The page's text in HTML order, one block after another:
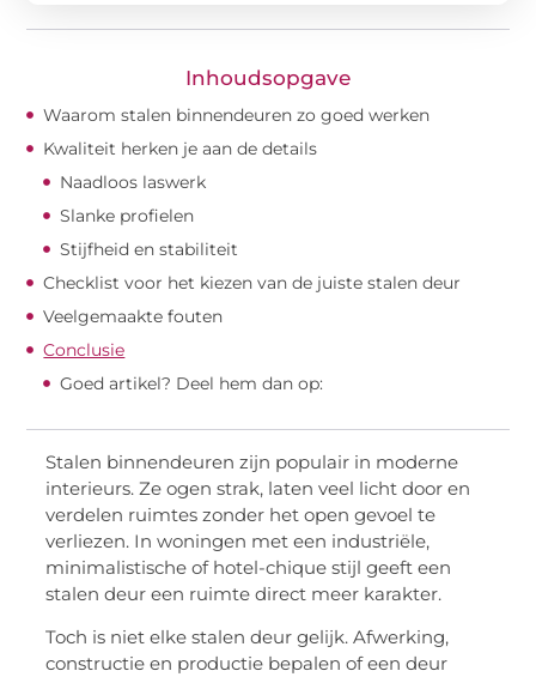
Inhoudsopgave
Waarom stalen binnendeuren zo goed werken
Kwaliteit herken je aan de details
Naadloos laswerk
Slanke profielen
Stijfheid en stabiliteit
Checklist voor het kiezen van de juiste stalen deur
Veelgemaakte fouten
Conclusie
Goed artikel? Deel hem dan op:
Stalen binnendeuren zijn populair in moderne
interieurs. Ze ogen strak, laten veel licht door en
verdelen ruimtes zonder het open gevoel te
verliezen. In woningen met een industriële,
minimalistische of hotel-chique stijl geeft een
stalen deur een ruimte direct meer karakter.
Toch is niet elke stalen deur gelijk. Afwerking,
constructie en productie bepalen of een deur